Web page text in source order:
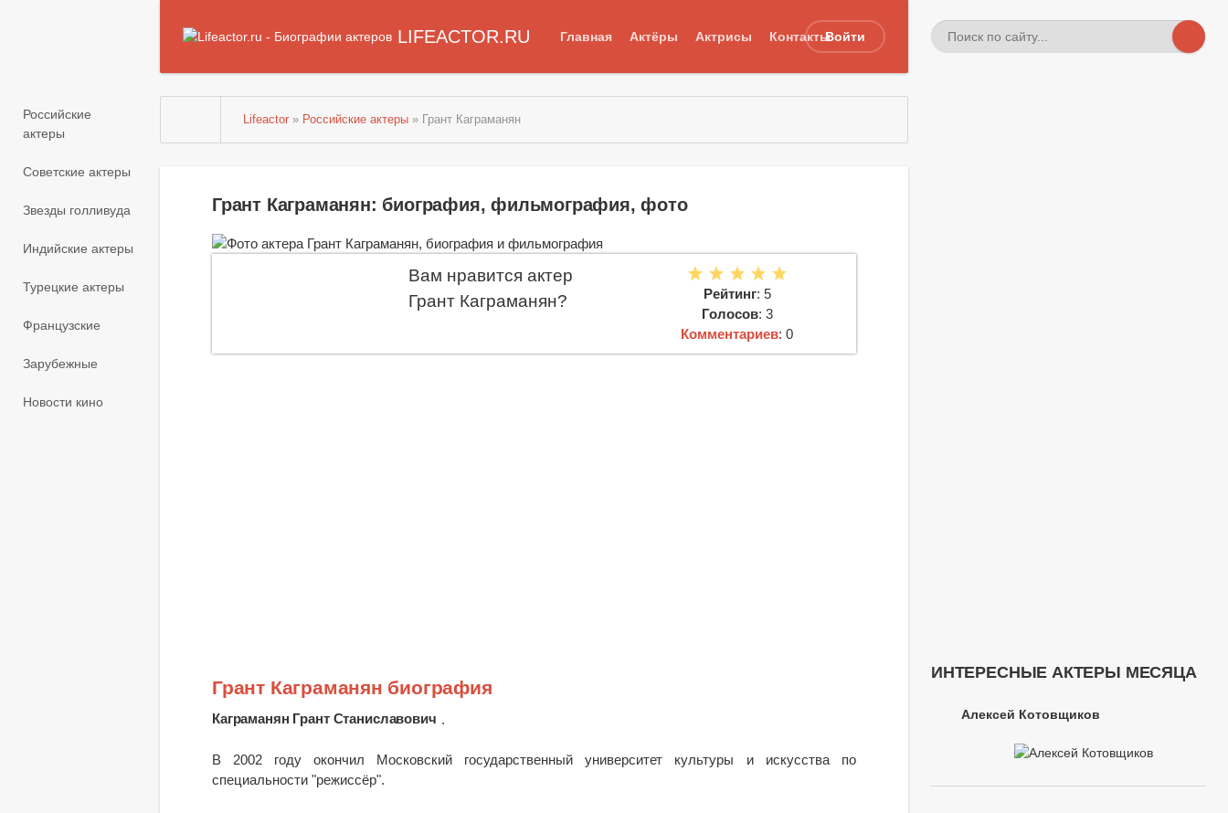
LIFEACTOR.RU Главная Актёры Актрисы КонтактыВойти
Российские
актеры
Советские актеры
Звезды голливуда
Индийские актеры
Турецкие актеры
Французские
Зарубежные
Новости кино
Lifeactor » Российские актеры » Грант Каграманян
Грант Каграманян: биография, фильмография, фото
Вам нравится актер
Грант Каграманян?
Рейтинг: 5
Голосов: 3
Комментариев: 0
Грант Каграманян биография
Каграманян Грант Станиславович .
В 2002 году окончил Московский государственный университет культуры и искусства по
специальности "режиссёр".
ИНТЕРЕСНЫЕ АКТЕРЫ МЕСЯЦА
Алексей Котовщиков